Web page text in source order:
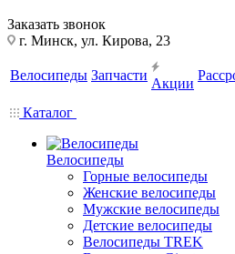
Заказать звонок
г. Минск, ул. Кирова, 23
Велосипеды Запчасти
Акции
Каталог
Велосипеды
Горные велосипеды
Женские велосипеды
Мужские велосипеды
Детские велосипеды
Велосипеды TREK